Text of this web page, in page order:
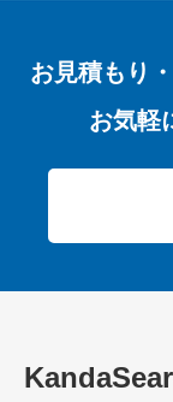
お見積もり
お気軽